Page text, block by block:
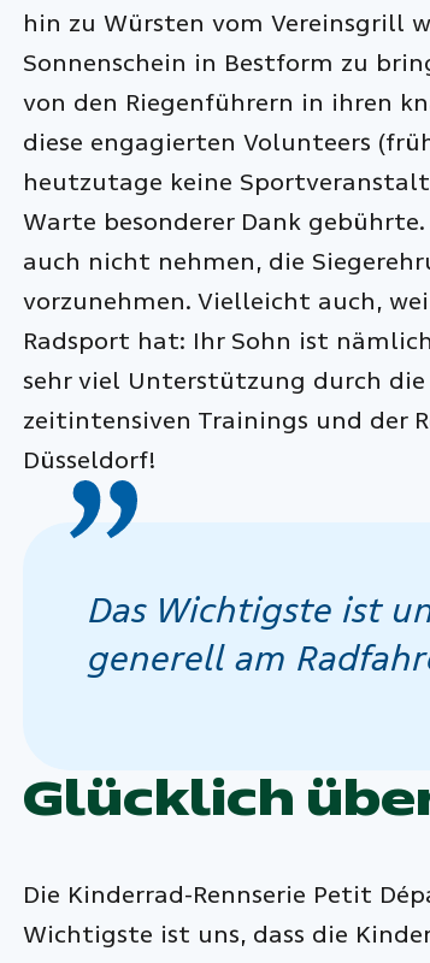
hin zu Würsten vom Vereinsgrill
Sonnenschein in Bestform zu
von den Riegenführern in ihren
diese engagierten Volunteers
heutzutage keine
Warte besonderer Dank
auch nicht nehmen, die
vorzunehmen. Vielleicht auch,
Radsport hat: Ihr Sohn ist
sehr viel Unterstützung durch
zeitintensiven Trainings und der
Düsseldorf!
Das Wichtigste ist
generell am
Glücklich
Die Kinderrad-Rennserie Petit
Wichtigste ist uns, dass die